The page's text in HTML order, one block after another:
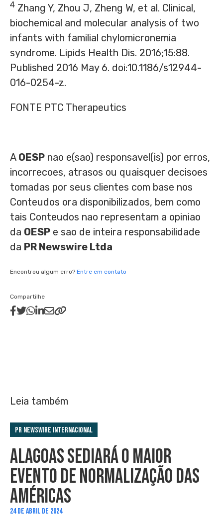
4 Zhang Y, Zhou J, Zheng W, et al. Clinical,
biochemical and molecular analysis of two
infants with familial chylomicronemia
syndrome. Lipids Health Dis. 2016;15:88.
Published 2016 May 6. doi:10.1186/s12944-
016-0254-z.
FONTE PTC Therapeutics
A OESP nao e(sao) responsavel(is) por erros,
incorrecoes, atrasos ou quaisquer decisoes
tomadas por seus clientes com base nos
Conteudos ora disponibilizados, bem como
tais Conteudos nao representam a opiniao
da OESP e sao de inteira responsabilidade
da PR Newswire Ltda
Encontrou algum erro? Entre em contato
Compartilhe
Leia também
PR Newswire Internacional
ALAGOAS SEDIARÁ O MAIOR
EVENTO DE NORMALIZAÇÃO DAS
AMÉRICAS
24 DE ABRIL DE 2024